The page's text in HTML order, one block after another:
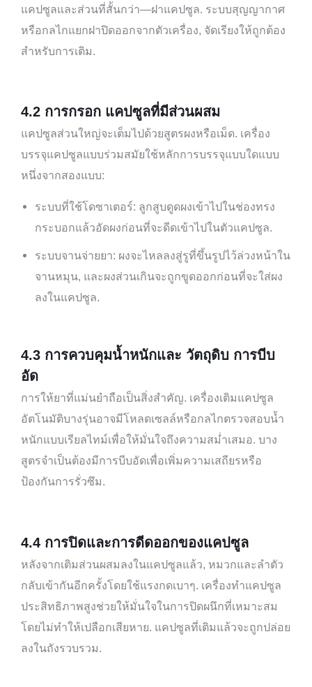
แคปซูลและส่วนที่สั้นกว่า—ฝาแคปซูล. ระบบสุญญากาศ
หรือกลไกแยกฝาปิดออกจากตัวเครื่อง, จัดเรียงให้ถูกต้อง
สำหรับการเติม.
4.2 การกรอก แคปซูลที่มีส่วนผสม
แคปซูลส่วนใหญ่จะเต็มไปด้วยสูตรผงหรือเม็ด. เครื่อง
บรรจุแคปซูลแบบร่วมสมัยใช้หลักการบรรจุแบบใดแบบ
หนึ่งจากสองแบบ:
ระบบที่ใช้โดซาเตอร์: ลูกสูบดูดผงเข้าไปในช่องทรง
กระบอกแล้วอัดผงก่อนที่จะดีดเข้าไปในตัวแคปซูล.
ระบบจานจ่ายยา: ผงจะไหลลงสู่รูที่ขึ้นรูปไว้ล่วงหน้าใน
จานหมุน, และผงส่วนเกินจะถูกขูดออกก่อนที่จะใส่ผง
ลงในแคปซูล.
4.3 การควบคุมน้ำหนักและ วัตถุดิบ การบีบ
อัด
การให้ยาที่แม่นยำถือเป็นสิ่งสำคัญ. เครื่องเติมแคปซูล
อัตโนมัติบางรุ่นอาจมีโหลดเซลล์หรือกลไกตรวจสอบน้ำ
หนักแบบเรียลไทม์เพื่อให้มั่นใจถึงความสม่ำเสมอ. บาง
สูตรจำเป็นต้องมีการบีบอัดเพื่อเพิ่มความเสถียรหรือ
ป้องกันการรั่วซึม.
4.4 การปิดและการดีดออกของแคปซูล
หลังจากเติมส่วนผสมลงในแคปซูลแล้ว, หมวกและลำตัว
กลับเข้ากันอีกครั้งโดยใช้แรงกดเบาๆ. เครื่องทำแคปซูล
ประสิทธิภาพสูงช่วยให้มั่นใจในการปิดผนึกที่เหมาะสม
โดยไม่ทำให้เปลือกเสียหาย. แคปซูลที่เติมแล้วจะถูกปล่อย
ลงในถังรวบรวม.